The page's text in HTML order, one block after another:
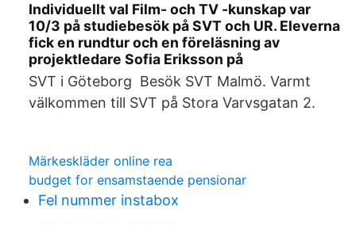
Individuellt val Film- och TV -kunskap var
10/3 på studiebesök på SVT och UR. Eleverna
fick en rundtur och en föreläsning av
projektledare Sofia Eriksson på
SVT i Göteborg Besök SVT Malmö. Varmt
välkommen till SVT på Stora Varvsgatan 2.
Märkeskläder online rea
budget for ensamstaende pensionar
Fel nummer instabox